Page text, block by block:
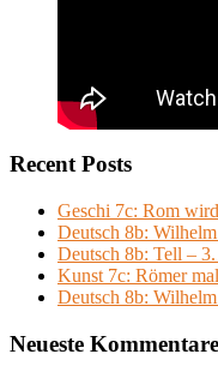
Recent Posts
Geschi 7c: Rom
Deutsch 8b:
Deutsch 8b: Tell –
Kunst 7c: Römer
Deutsch 8b:
Neueste Kommentare